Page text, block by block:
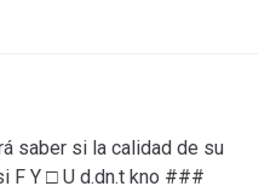
saber si la calidad de su
F Y □ U d.dn.t kno ###